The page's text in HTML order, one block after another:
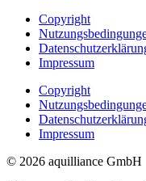
Copyright
Impressum
Copyright
Impressum
© 2026 aquilliance GmbH